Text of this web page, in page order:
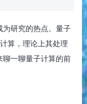
为研究的热点。量子
算，理论上其处理
聊一聊量子计算的前